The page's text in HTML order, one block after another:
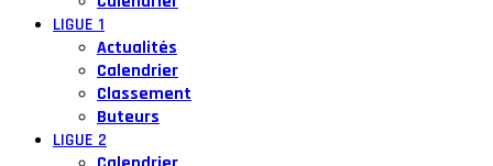
LIGUE 1
Actualités
Calendrier
Classement
Buteurs
LIGUE 2